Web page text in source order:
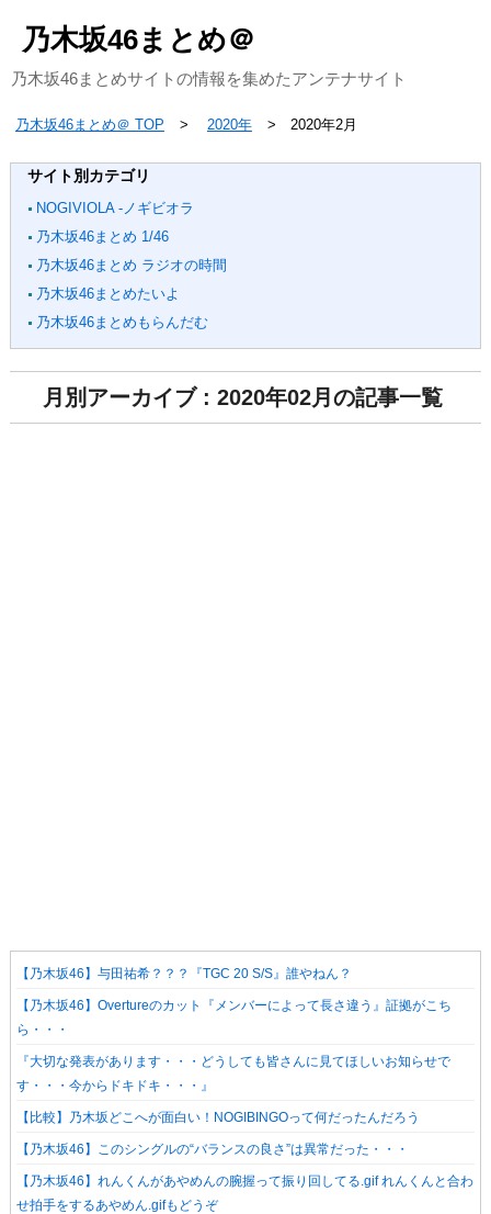
乃木坂46まとめ＠
乃木坂46まとめサイトの情報を集めたアンテナサイト
乃木坂46まとめ＠ TOP 2020年 2020年2月
サイト別カテゴリ
NOGIVIOLA -ノギビオラ
乃木坂46まとめ 1/46
乃木坂46まとめ ラジオの時間
乃木坂46まとめたいよ
乃木坂46まとめもらんだむ
月別アーカイブ : 2020年02月の記事一覧
【乃木坂46】与田祐希？？？『TGC 20 S/S』誰やねん？
【乃木坂46】Overtureのカット『メンバーによって長さ違う』証拠がこち
ら・・・
『大切な発表があります・・・どうしても皆さんに見てほしいお知らせで
す・・・今からドキドキ・・・』
【比較】乃木坂どこへが面白い！NOGIBINGOって何だったんだろう
【乃木坂46】このシングルの“バランスの良さ”は異常だった・・・
【乃木坂46】れんくんがあやめんの腕握って振り回してる.gif れんくんと合わ
せ拍手をするあやめん.gifもどうぞ